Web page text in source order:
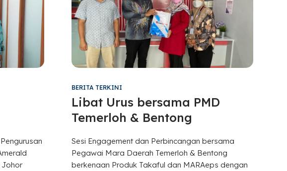
Johor
BERITA TERKINI
Libat Urus bersama PMD
Temerloh & Bentong
Sesi Engagement dan Perbincangan bersama
Pegawai Mara Daerah Temerloh & Bentong
berkenaan Produk Takaful dan MARAeps dengan